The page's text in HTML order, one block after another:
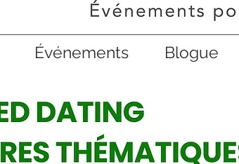
Événements Blogue